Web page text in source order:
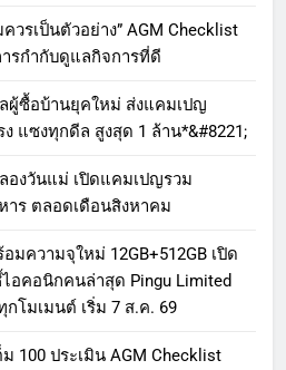
วรเป็นตัวอย่าง” AGM Checklist
รกำกับดูแลกิจการที่ดี
ผู้ซื้อบ้านยุคใหม่ ส่งแคมเปญ
แซงทุกดีล สูงสุด 1 ล้าน*&#8221;
งวันแม่ เปิดแคมเปญรวม
าร ตลอดเดือนสิงหาคม
อมความจุใหม่ 12GB+512GB เปิด
อคอนิกคนล่าสุด Pingu Limited
โมเมนต์ เริ่ม 7 ส.ค. 69
100 ประเมิน AGM Checklist